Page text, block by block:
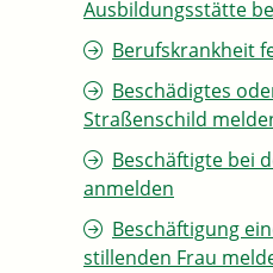
Ausbildungsstätte
Berufskrankheit
Beschädigtes
Straßenschild
Beschäftigte bei
anmelden
Beschäftigung
stillenden Frau